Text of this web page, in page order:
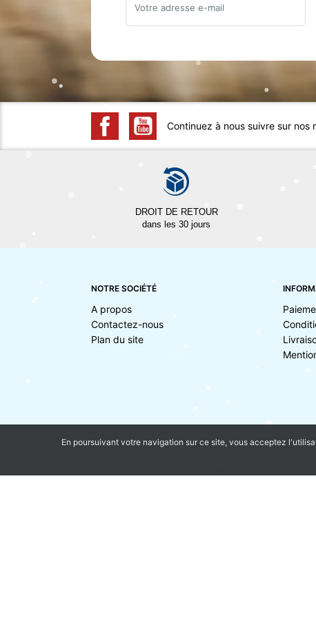
Continuez à nous suivre sur nos
DROIT DE RETOUR
dans les 30 jours
NOTRE SOCIÉTÉ
A propos
Contactez-nous
Plan du site
En poursuivant votre navigation sur ce site, vous acceptez